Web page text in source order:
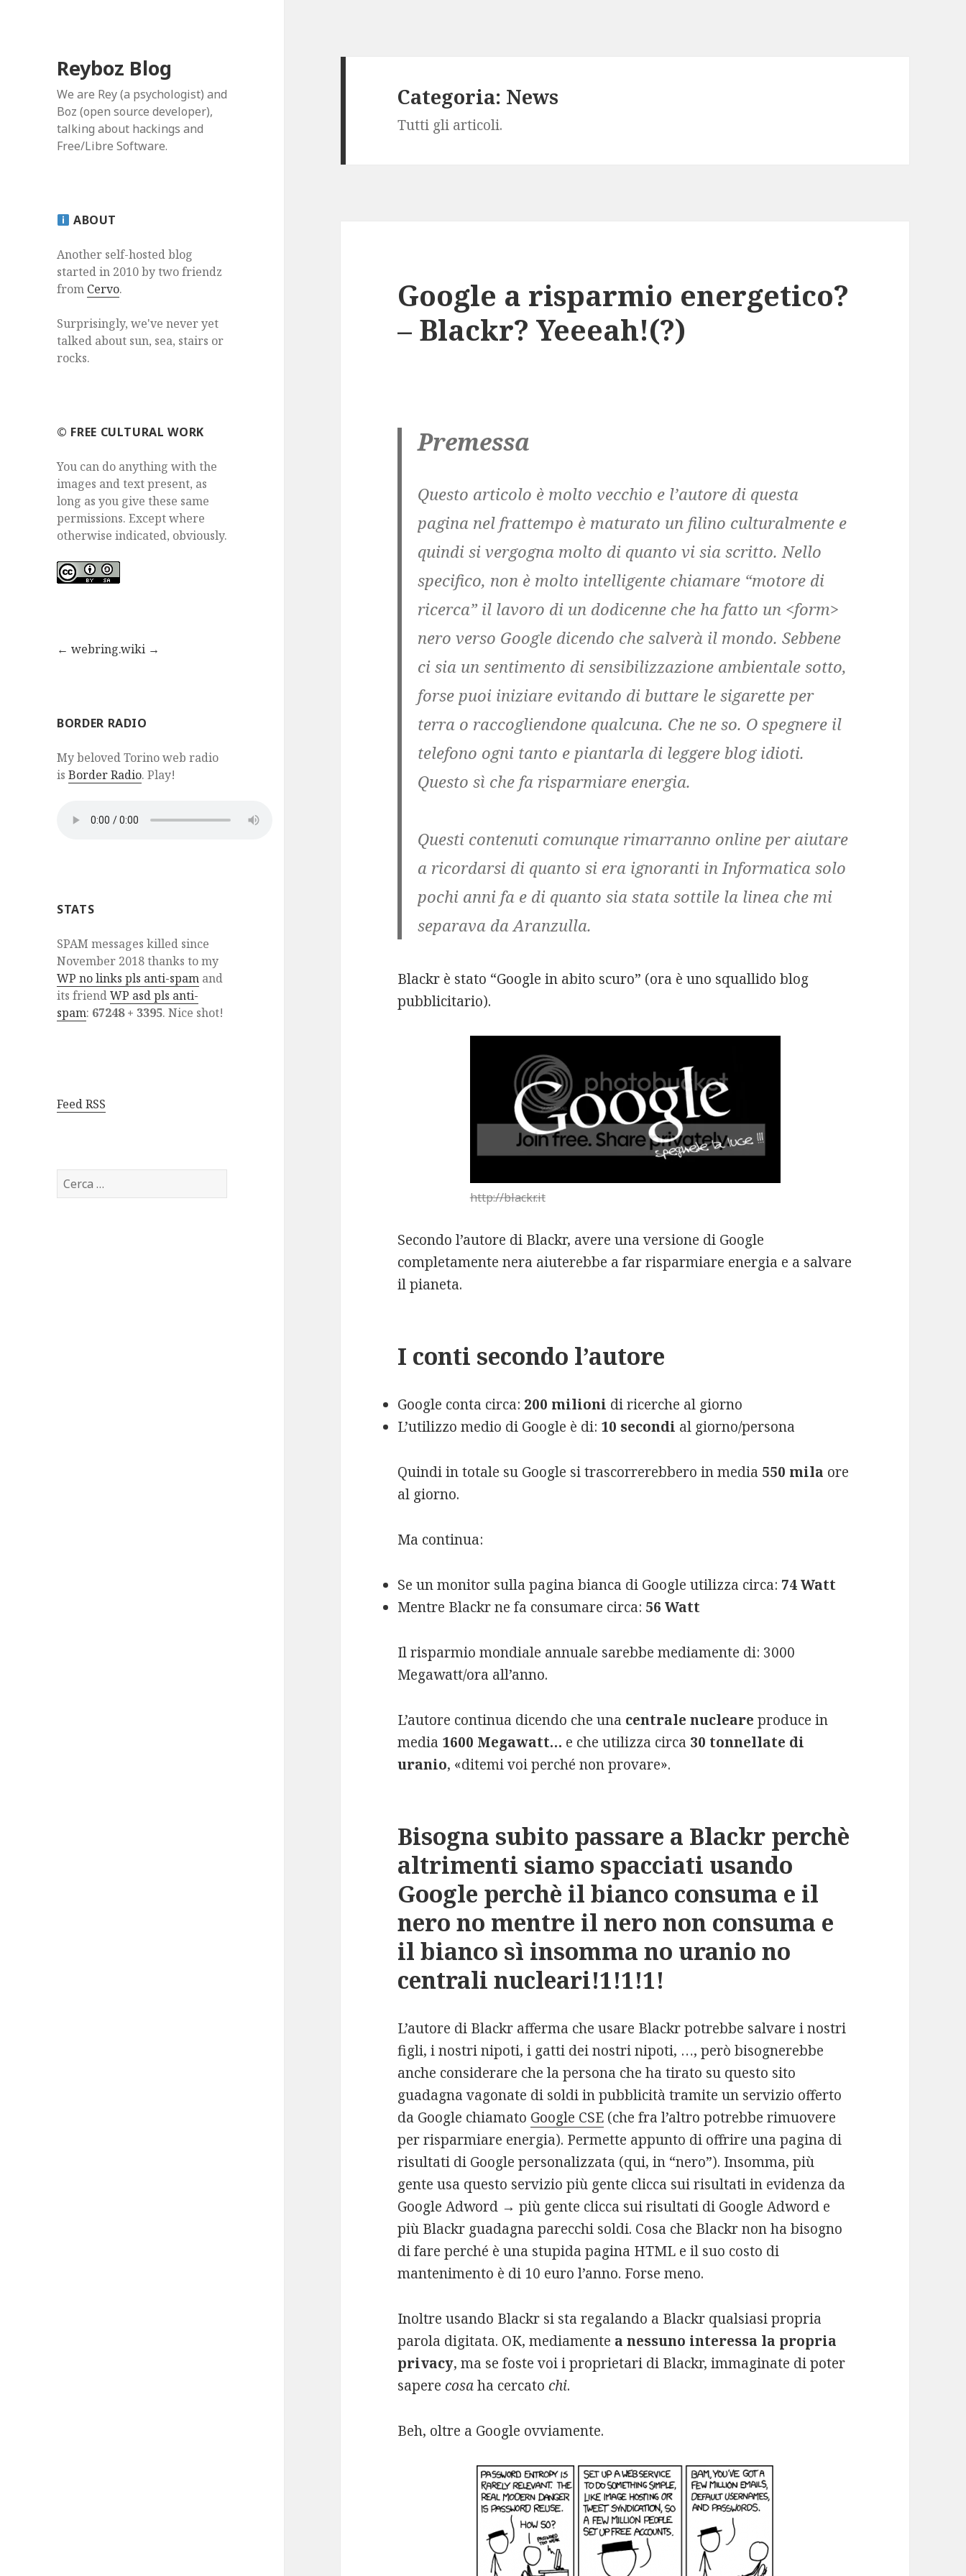
Reyboz Blog
We are Rey (a psychologist) and
Boz (open source developer),
talking about hackings and
Free/Libre Software.
ABOUT
Another self-hosted blog
started in 2010 by two friendz
from Cervo.
Surprisingly, we've never yet
talked about sun, sea, stairs or
rocks.
©️ FREE CULTURAL WORK
You can do anything with the
images and text present, as
long as you give these same
permissions. Except where
otherwise indicated, obviously.
← webring.wiki →
BORDER RADIO
My beloved Torino web radio
isBorder Radio. Play!
STATS
SPAM messages killed since
November 2018 thanks to my
WP no links pls anti-spam and
its friendWP asd pls anti-
spam: 67248 + 3395. Nice shot!
Feed RSS
Ricerca
per:
Categoria: News
Tutti gli articoli.
Google a risparmio energetico?
– Blackr? Yeeeah!(?)
Premessa
Questo articolo è molto vecchio e l’autore di questa
pagina nel frattempo è maturato un filino culturalmente e
quindi si vergogna molto di quanto vi sia scritto. Nello
specifico, non è molto intelligente chiamare “motore di
ricerca” il lavoro di un dodicenne che ha fatto un <form>
nero verso Google dicendo che salverà il mondo. Sebbene
ci sia un sentimento di sensibilizzazione ambientale sotto,
forse puoi iniziare evitando di buttare le sigarette per
terra o raccogliendone qualcuna. Che ne so. O spegnere il
telefono ogni tanto e piantarla di leggere blog idioti.
Questo sì che fa risparmiare energia.
Questi contenuti comunque rimarranno online per aiutare
a ricordarsi di quanto si era ignoranti in Informatica solo
pochi anni fa e di quanto sia stata sottile la linea che mi
separava da Aranzulla.
Blackr è stato “Google in abito scuro” (ora è uno squallido blog
pubblicitario).
http://blackr.it
Secondo l’autore di Blackr, avere una versione di Google
completamente nera aiuterebbe a far risparmiare energia e a salvare
il pianeta.
I conti secondo l’autore
Google conta circa: 200 milioni di ricerche al giorno
L’utilizzo medio di Google è di: 10 secondi al giorno/persona
Quindi in totale su Google si trascorrerebbero in media 550 mila ore
al giorno.
Ma continua:
Se un monitor sulla pagina bianca di Google utilizza circa: 74 Watt
Mentre Blackr ne fa consumare circa: 56 Watt
Il risparmio mondiale annuale sarebbe mediamente di: 3000
Megawatt/ora all’anno.
L’autore continua dicendo che una centrale nucleare produce in
media 1600 Megawatt… e che utilizza circa 30 tonnellate di
uranio, «ditemi voi perché non provare».
Bisogna subito passare a Blackr perchè
altrimenti siamo spacciati usando
Google perchè il bianco consuma e il
nero no mentre il nero non consuma e
il bianco sì insomma no uranio no
centrali nucleari!1!1!1!
L’autore di Blackr afferma che usare Blackr potrebbe salvare i nostri
figli, i nostri nipoti, i gatti dei nostri nipoti, …, però bisognerebbe
anche considerare che la persona che ha tirato su questo sito
guadagna vagonate di soldi in pubblicità tramite un servizio offerto
da Google chiamato Google CSE (che fra l’altro potrebbe rimuovere
per risparmiare energia). Permette appunto di offrire una pagina di
risultati di Google personalizzata (qui, in “nero”). Insomma, più
gente usa questo servizio più gente clicca sui risultati in evidenza da
Google Adword → più gente clicca sui risultati di Google Adword e
più Blackr guadagna parecchi soldi. Cosa che Blackr non ha bisogno
di fare perché è una stupida pagina HTML e il suo costo di
mantenimento è di 10 euro l’anno. Forse meno.
Inoltre usando Blackr si sta regalando a Blackr qualsiasi propria
parola digitata. OK, mediamente a nessuno interessa la propria
privacy, ma se foste voi i proprietari di Blackr, immaginate di poter
saperecosaha cercatochi.
Beh, oltre a Google ovviamente.